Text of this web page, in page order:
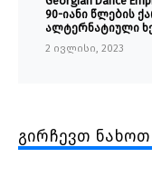
90-იანი წლების
ალტერნატიული
2 ივლისი, 2023
გირჩევთ ნახოთ